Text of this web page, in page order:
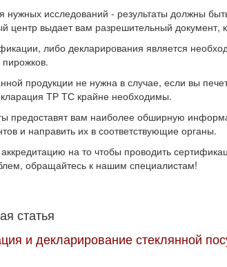
нужных исследований - результаты должны
центр выдает вам разрешительный документ,
либо декларирования является
продукции не нужна в случае, если вы
ТР ТС крайне необходимы.
предоставят вам наиболее обширную
и направить их в соответствующие органы.
на то чтобы проводить
обращайтесь к нашим специалистам!
статья
и декларирование стеклянной